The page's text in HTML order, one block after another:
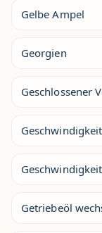
Gelbe Ampel
Georgien
Geschlossener
Getriebeöl